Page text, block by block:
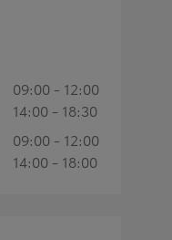
09:00 - 12:00
14:00 - 18:30
09:00 - 12:00
14:00 - 18:00